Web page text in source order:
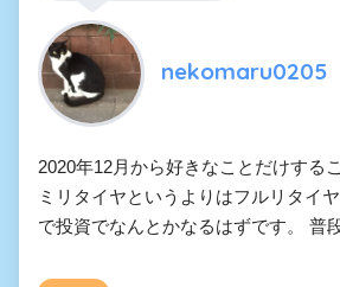
nekomaru0205
2020年12月から好きなことだけする
ミリタイヤというよりはフルリタイ
で投資でなんとかなるはずです。 普